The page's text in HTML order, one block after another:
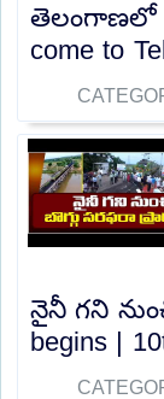
తెలంగాణలో
come to
నైనీ గని
begins |